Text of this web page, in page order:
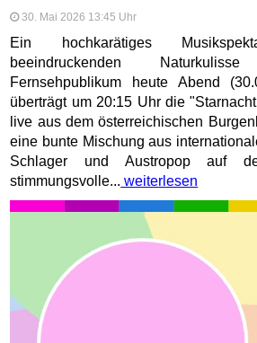
30. Mai 2026 13:45 Uhr
Ein hochkarätiges
beeindruckenden
Fernsehpublikum heute Abend
überträgt um 20:15 Uhr die
live aus dem österreichischen
eine bunte Mischung aus
Schlager und Austropop auf
stimmungsvolle... weiterlesen